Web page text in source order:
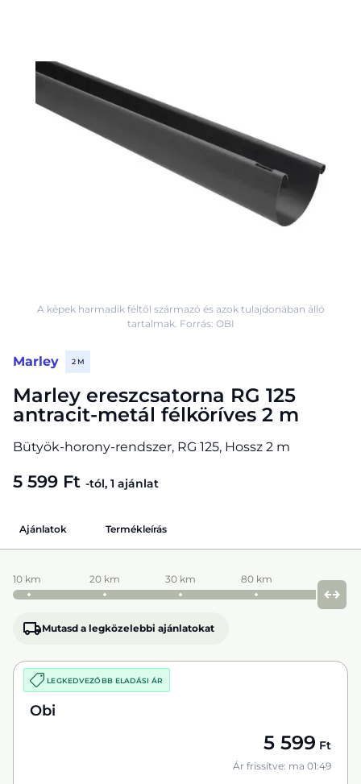
Marley 2 M
Marley ereszcsatorna RG 125
antracit-metál félköríves 2 m
Bütyök-horony-rendszer, RG 125, Hossz 2 m
5 599 Ft -tól, 1 ajánlat
A képek harmadik féltől származó és azok tulajdonában álló
tartalmak. Forrás: OBI
Ajánlatok Termékleírás
10 km 20 km 30 km 80 km
Mutasd a legközelebbi ajánlatokat
LEGKEDVEZŐBB ELADÁSI ÁR
Obi
5 599 Ft
Ár frissítve: ma 01:49